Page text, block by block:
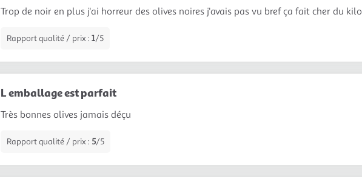
Trop de noir en plus j'ai horreur des olives noires j'avais pas vu bref ça fait cher du kilo
Rapport qualité / prix : 1/5
L emballage est parfait
Très bonnes olives jamais déçu
Rapport qualité / prix : 5/5